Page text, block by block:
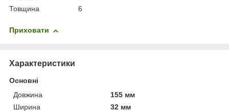
Товщина 6
Приховати
Характеристики
Основні
Довжина
155 мм
Ширина
32 мм